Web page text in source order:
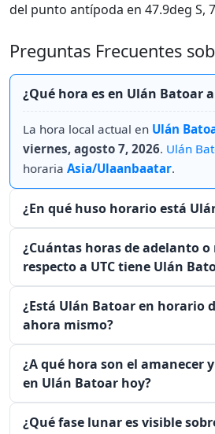
del punto antípoda en 47.9deg S,
Preguntas Frecuentes
¿Qué hora es en Ulán Batoar
La hora local actual en Ulán
viernes, agosto 7, 2026. Ulán
horaria Asia/Ulaanbaatar.
¿En qué huso horario está
¿Cuántas horas de adelanto
respecto a UTC tiene Ulán
¿Está Ulán Batoar en horario
ahora mismo?
¿A qué hora son el amanecer
en Ulán Batoar hoy?
¿Qué fase lunar es visible